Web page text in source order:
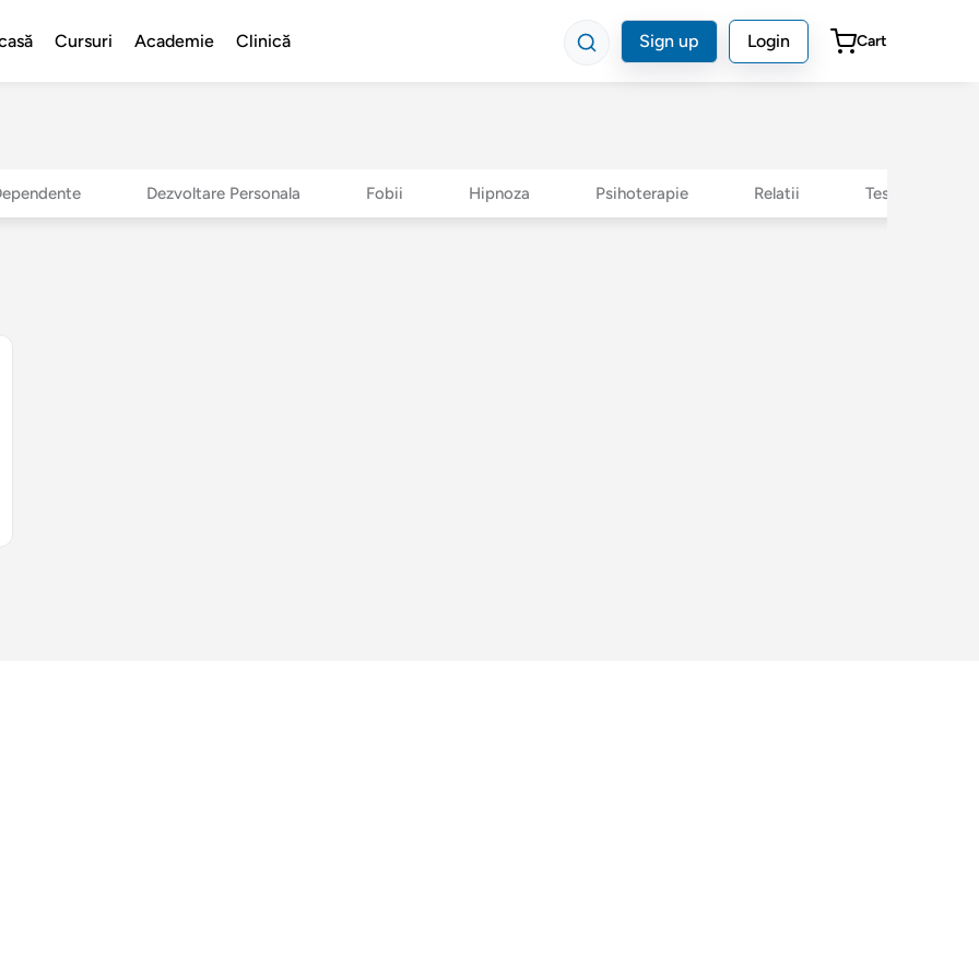
Cursuri Academie Clinică Sign up Login Cart
Dezvoltare Personala Fobii Hipnoza Psihoterapie Relatii Teste